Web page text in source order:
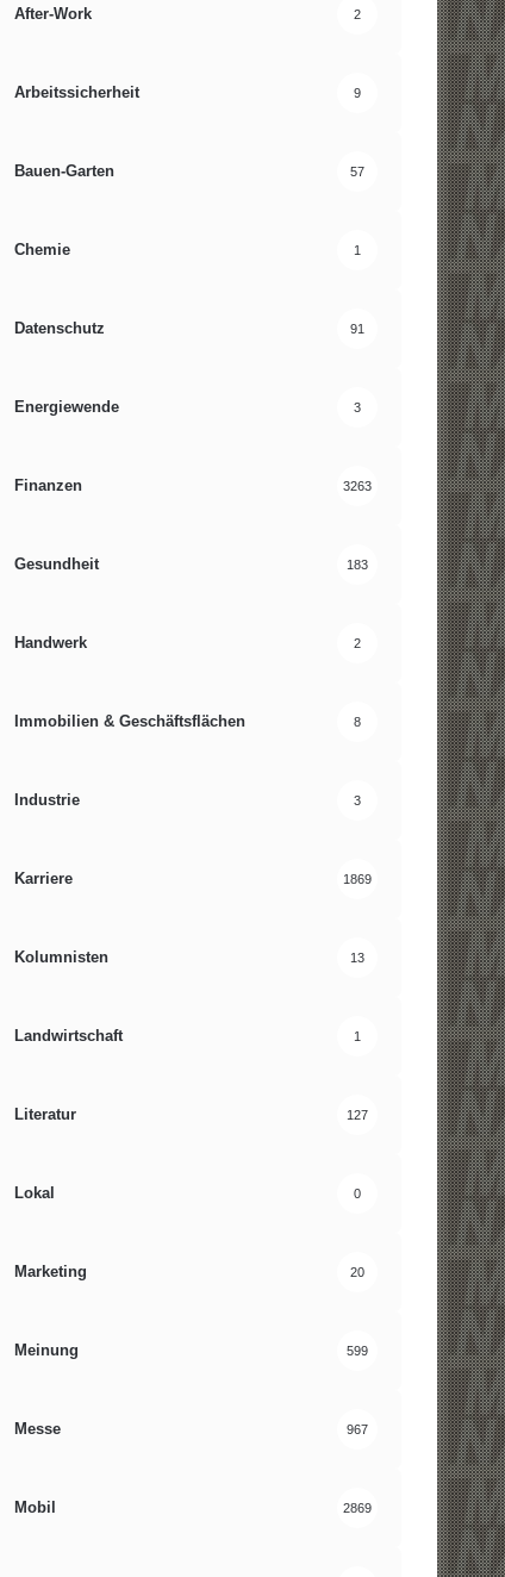
After-Work 2
Arbeitssicherheit 9
Bauen-Garten 57
Chemie 1
Datenschutz 91
Energiewende 3
Finanzen 3263
Gesundheit 183
Handwerk 2
Immobilien & Geschäftsflächen 8
Industrie 3
Karriere 1869
Kolumnisten 13
Landwirtschaft 1
Literatur 127
Lokal 0
Marketing 20
Meinung 599
Messe 967
Mobil 2869